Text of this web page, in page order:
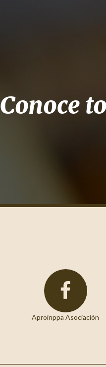
Conoce
Aproinppa Asociación